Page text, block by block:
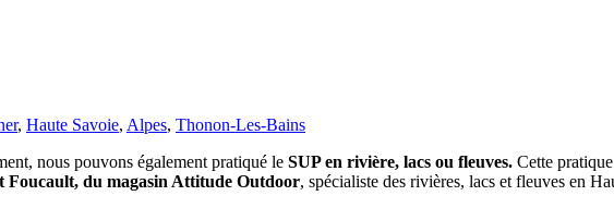
, Haute Savoie, Alpes, Thonon-Les-Bains
nous pouvons également pratiqué le SUP en rivière, lacs ou fleuves. Cette
Foucault, du magasin Attitude Outdoor, spécialiste des rivières, lacs et fleuves en